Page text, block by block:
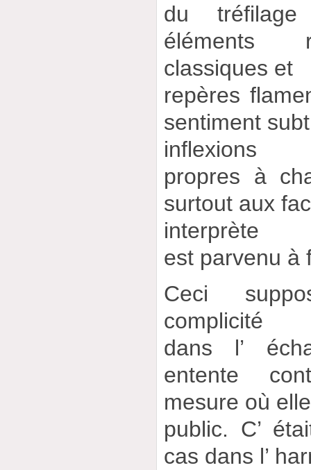
du tréfilage
éléments
classiques et
repères
sentiment
inflexions
propres à
surtout aux
interprète
est parvenu à
Ceci
complicité
dans l’
entente
mesure où
public. C’
cas dans l’